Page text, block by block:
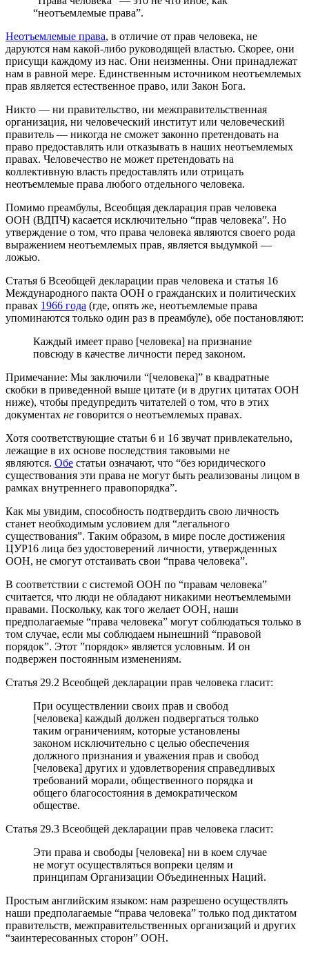
“неотъемлемые права”.
Неотъемлемые права, в отличие от прав человека, не
даруются нам какой-либо руководящей властью. Скорее, они
присущи каждому из нас. Они неизменны. Они принадлежат
нам в равной мере. Единственным источником неотъемлемых
прав является естественное право, или Закон Бога.
Никто — ни правительство, ни межправительственная
организация, ни человеческий институт или человеческий
правитель — никогда не сможет законно претендовать на
право предоставлять или отказывать в наших неотъемлемых
правах. Человечество не может претендовать на
коллективную власть предоставлять или отрицать
неотъемлемые права любого отдельного человека.
Помимо преамбулы, Всеобщая декларация прав человека
ООН (ВДПЧ) касается исключительно “прав человека”. Но
утверждение о том, что права человека являются своего рода
выражением неотъемлемых прав, является выдумкой —
ложью.
Статья 6 Всеобщей декларации прав человека и статья 16
Международного пакта ООН о гражданских и политических
правах 1966 года (где, опять же, неотъемлемые права
упоминаются только один раз в преамбуле), обе постановляют:
Каждый имеет право [человека] на признание
повсюду в качестве личности перед законом.
Примечание: Мы заключили “[человека]” в квадратные
скобки в приведенной выше цитате (и в других цитатах ООН
ниже), чтобы предупредить читателей о том, что в этих
документах не говорится о неотъемлемых правах.
Хотя соответствующие статьи 6 и 16 звучат привлекательно,
лежащие в их основе последствия таковыми не
являются. Обе статьи означают, что “без юридического
существования эти права не могут быть реализованы лицом в
рамках внутреннего правопорядка”.
Как мы увидим, способность подтвердить свою личность
станет необходимым условием для “легального
существования”. Таким образом, в мире после достижения
ЦУР16 лица без удостоверений личности, утвержденных
ООН, не смогут отстаивать свои “права человека”.
В соответствии с системой ООН по “правам человека”
считается, что люди не обладают никакими неотъемлемыми
правами. Поскольку, как того желает ООН, наши
предполагаемые “права человека” могут соблюдаться только в
том случае, если мы соблюдаем нынешний “правовой
порядок”. Этот ”порядок» является условным. И он
подвержен постоянным изменениям.
Статья 29.2 Всеобщей декларации прав человека гласит:
При осуществлении своих прав и свобод
[человека] каждый должен подвергаться только
таким ограничениям, которые установлены
законом исключительно с целью обеспечения
должного признания и уважения прав и свобод
[человека] других и удовлетворения справедливых
требований морали, общественного порядка и
общего благосостояния в демократическом
обществе.
Статья 29.3 Всеобщей декларации прав человека гласит:
Эти права и свободы [человека] ни в коем случае
не могут осуществляться вопреки целям и
принципам Организации Объединенных Наций.
Простым английским языком: нам разрешено осуществлять
наши предполагаемые “права человека” только под диктатом
правительств, межправительственных организаций и других
“заинтересованных сторон” ООН.